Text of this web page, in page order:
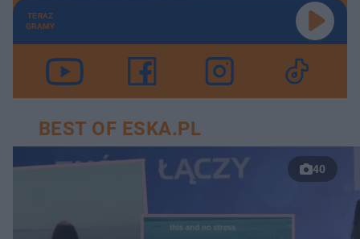
TERAZ
GRAMY
BEST OF ESKA.PL
40